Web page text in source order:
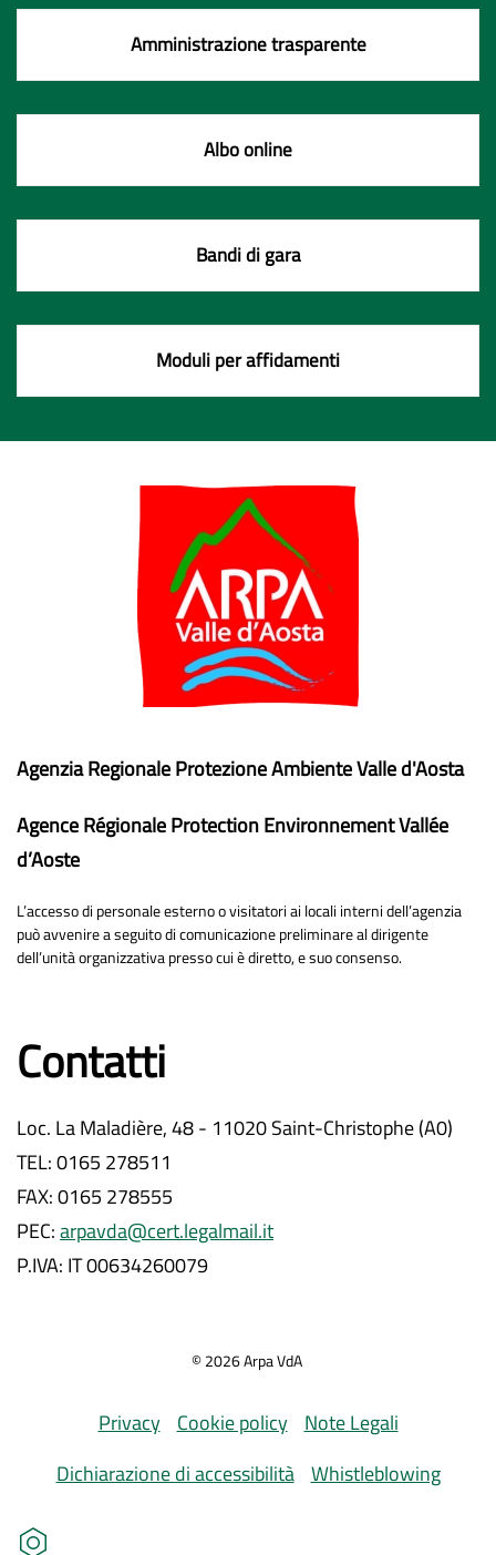
Amministrazione trasparente
Albo online
Bandi di gara
Moduli per affidamenti
Agenzia Regionale Protezione Ambiente Valle d'Aosta
Agence Régionale Protection Environnement Vallée
d’Aoste
L’accesso di personale esterno o visitatori ai locali interni dell’agenzia
può avvenire a seguito di comunicazione preliminare al dirigente
dell’unità organizzativa presso cui è diretto, e suo consenso.
Contatti
Loc. La Maladière, 48 - 11020 Saint-Christophe (A0)
TEL: 0165 278511
FAX: 0165 278555
PEC:arpavda@cert.legalmail.it
P.IVA: IT 00634260079
©2026Arpa VdA
Privacy Cookie policy
Note Legali
Dichiarazione di accessibilità Whistleblowing